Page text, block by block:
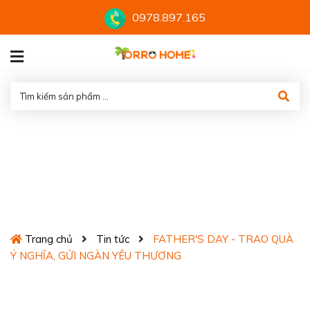
0978.897.165
Trang chủ Tin tức
FATHER'S DAY - TRAO QUÀ
Ý NGHĨA, GỬI NGÀN YÊU THƯƠNG